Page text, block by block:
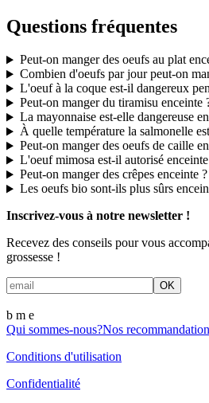
Questions fréquentes
Peut-on manger des oeufs au plat
Combien d'oeufs par jour peut-on
L'oeuf à la coque est-il dangereux
Peut-on manger du tiramisu enceinte
La mayonnaise est-elle dangereuse
À quelle température la salmonelle
Peut-on manger des oeufs de caille
L'oeuf mimosa est-il autorisé
Peut-on manger des crêpes enceinte ?
Les oeufs bio sont-ils plus sûrs
Inscrivez-vous à notre newsletter !
Recevez des conseils pour vous
grossesse !
OK
b m e
Qui sommes-nous?Nos
Conditions d'utilisation
Confidentialité